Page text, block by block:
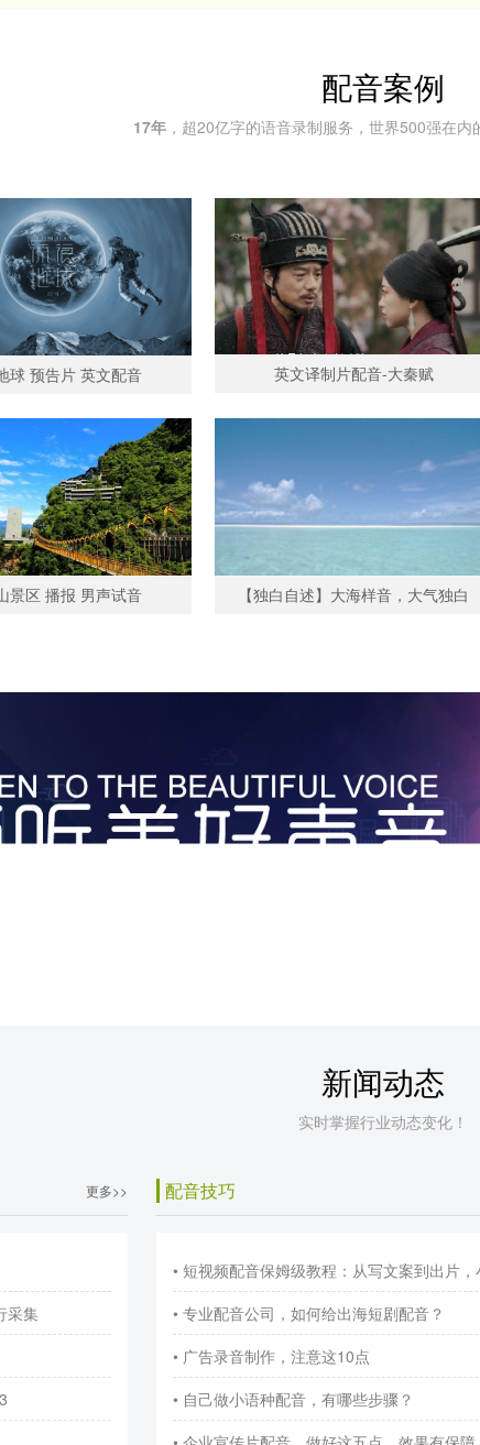
配音案例
17年 ，超20亿字的语音录制服务，世界500强在内
球 预告片 英文配音 英文译制片配音-大秦赋
景区 播报 男声试音 【独白自述】大海样音，大气独白
新闻动态
实时掌握行业动态变化！
更多>>
采集
配音技巧
• 短视频配音保姆级教程：从写文案到出片
• 专业配音公司，如何给出海短剧配音？
• 广告录音制作，注意这10点
• 自己做小语种配音，有哪些步骤？